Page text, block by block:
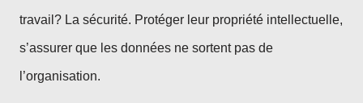
travail? La sécurité. Protéger leur propriété intellectuelle,
s’assurer que les données ne sortent pas de
l’organisation.